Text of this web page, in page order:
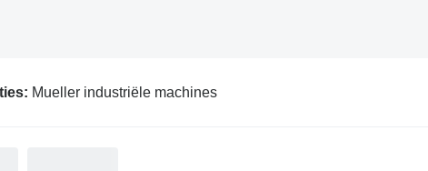
Mueller industriële machines